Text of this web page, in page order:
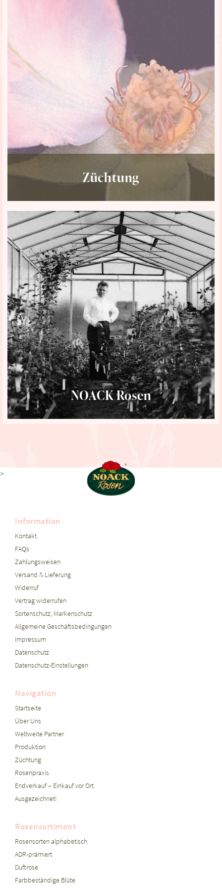
Züchtung
NOACK Rosen
>
Information
Kontakt
FAQs
Zahlungsweisen
Versand & Lieferung
Widerruf
Vertrag widerrufen
Sortenschutz, Markenschutz
Allgemeine Geschäftsbedingungen
Impressum
Datenschutz
Datenschutz-Einstellungen
Navigation
Startseite
Über Uns
Weltweite Partner
Produktion
Züchtung
Rosenpraxis
Endverkauf – Einkauf vor Ort
Ausgezeichnet!
Rosensortiment
Rosensorten alphabetisch
ADR-prämiert
Duftrose
Farbbeständige Blüte